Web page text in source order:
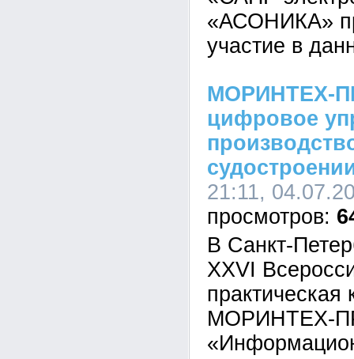
«АСОНИКА»
участие в
МОРИНТЕХ-
цифровое
21:11,
В Санкт-
XXVI
МОРИНТЕХ-